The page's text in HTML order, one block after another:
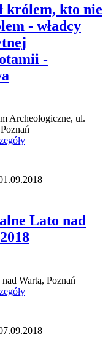
królem, kto nie
- władcy
-
Archeologiczne, ul.
Lato nad
Wartą, Poznań